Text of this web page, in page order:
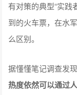
有对策的典型“实践
到的火车票，在水
么区别。
据懂懂笔记调查发
热度依然可以通过